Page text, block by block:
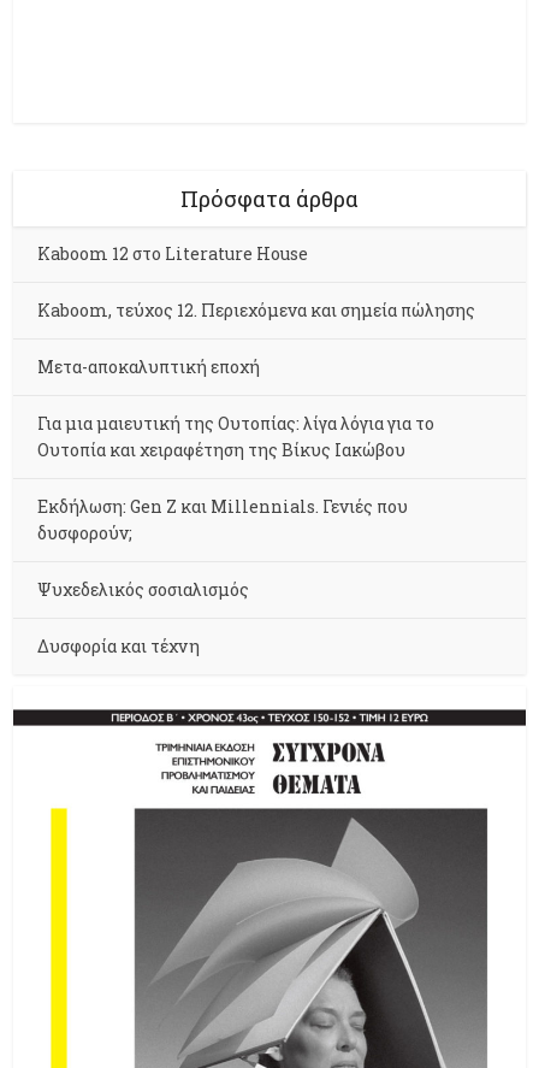
Πρόσφατα άρθρα
Kaboom 12 στο Literature House
Kaboom, τεύχος 12. Περιεχόμενα και σημεία πώλησης
Μετα-αποκαλυπτική εποχή
Για μια μαιευτική της Ουτοπίας: λίγα λόγια για το
Ουτοπία και χειραφέτηση της Βίκυς Ιακώβου
Εκδήλωση: Gen Z και Millennials. Γενιές που
δυσφορούν;
Ψυχεδελικός σοσιαλισμός
Δυσφορία και τέχνη